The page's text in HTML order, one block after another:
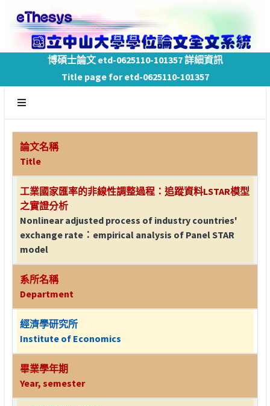
博碩士論文 etd-0625110-101357 詳細資訊
Title page for etd-0625110-101357
論文名稱
Title
工業國家匯率的非線性調整過程：追蹤資料LSTAR模型
之實證分析
Nonlinear adjusted process of industry countries'
exchange rate：empirical analysis of Panel STAR
model
系所名稱
Department
經濟學研究所
Institute of Economics
畢業學年期
Year, semester